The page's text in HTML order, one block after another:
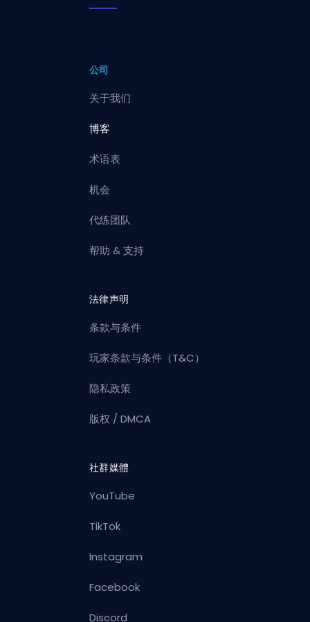
公司
关于我们
博客
术语表
机会
代练团队
帮助 & 支持
法律声明
条款与条件
玩家条款与条件（T&C）
隐私政策
版权 / DMCA
社群媒體
YouTube
TikTok
Instagram
Facebook
Discord